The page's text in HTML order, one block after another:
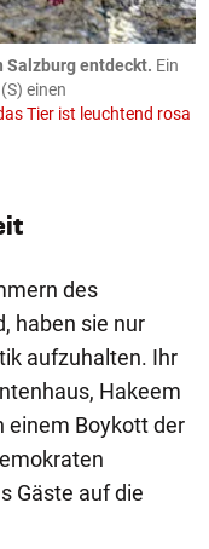
Salzburg entdeckt. Ein
einen
Tier ist leuchtend rosa
des
haben sie nur
aufzuhalten. Ihr
Hakeem
einem Boykott der
Gäste auf die